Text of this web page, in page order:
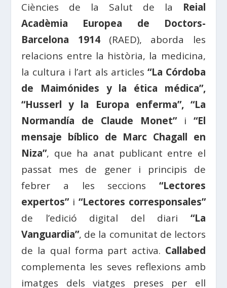
Ciències de la Salut de la Reial
Acadèmia Europea de Doctors-
Barcelona 1914(RAED), aborda les
relacions entre la història, la medicina,
la cultura i l’art als articles “La Córdoba
de Maimónides y la ética médica”,
“Husserl y la Europa enferma”, “La
Normandía de Claude Monet”i “El
mensaje bíblico de Marc Chagall en
Niza”, que ha anat publicant entre el
passat mes de gener i principis de
febrer a les seccions “Lectores
expertos”i “Lectores corresponsales”
de l’edició digital del diari “La
Vanguardia”, de la comunitat de lectors
de la qual forma part activa. Callabed
complementa les seves reflexions amb
imatges dels viatges preses per ell